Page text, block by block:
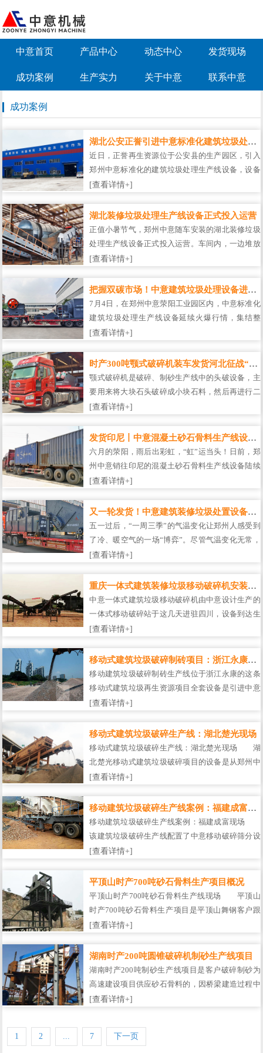
中意首页 产品中心 动态中心 发货现场
成功案例 生产实力 关于中意 联系中意
成功案例
湖北公安正誉引进中意标准化建筑垃圾处理生产线设备
近日，正誉再生资源位于公安县的生产园区，引入
郑州中意标准化的建筑垃圾处理生产线设备，设备
目前处于调试阶段，下月正式投产，为当地建筑垃
[查看详情+]
湖北装修垃圾处理生产线设备正式投入运营
正值小暑节气，郑州中意随车安装的湖北装修垃圾
处理生产线设备正式投入运营。车间内，一边堆放
的是成堆的垃圾山，一边是刚刚落成建设的生产
[查看详情+]
把握双碳市场！中意建筑垃圾处理设备进军湖北
7月4日，在郑州中意荥阳工业园区内，中意标准化
建筑垃圾处理生产线设备延续火爆行情，集结整
队。此次它们将奔赴湖北一家环保处理厂，踏上建
[查看详情+]
时产300吨颚式破碎机装车发货河北征战“沙场”
颚式破碎机是破碎、制砂生产线中的头破设备，主
要用来将大块石头破碎成小块石料，然后再进行二
破等生产。900×1060型号颚式破碎机设备尺寸较
设备抵达客户现场后，由售后工程师进行再次组
装，完成试机。…
[查看详情+]
发货印尼丨中意混凝土砂石骨料生产线设备顺利装车
六月的荥阳，雨后出彩虹，“虹”运当头！日前，郑
州中意销往印尼的混凝土砂石骨料生产线设备陆续
装车发货，一辆辆货车从中意荥阳厂区驶出，将助
[查看详情+]
又一轮发货！中意建筑装修垃圾处置设备启程湖北
五一过后，“一周三季”的气温变化让郑州人感受到
了冷、暖空气的一场“博弈”。尽管气温变化无常，
但郑州中意的发货日常不停歇！近日，位于郑州荥
准备着当天的设备发货、试机检测等各项工作…
[查看详情+]
重庆一体式建筑装修垃圾移动破碎机安装现场
中意一体式建筑垃圾移动破碎机由中意设计生产的
一体式移动破碎站于这几天进驻四川，设备到达生
产现场后安装调试完毕即可快速投产，据悉这台一
15-30mm、30-60mm3种骨料，主要用于对拆迁建
筑垃圾进行就地粉碎。轮胎移动式破碎……
[查看详情+]
移动式建筑垃圾破碎制砖项目：浙江永康现场
移动建筑垃圾破碎制砖生产线位于浙江永康的这条
移动式建筑垃圾再生资源项目全套设备是引进中意
的移动式建筑垃圾破碎筛分站，据悉，该项目主要
凝土砖块等，采用建筑垃圾破碎筛分的方式为永康
市城市环境尽一份力，在处理建筑垃……
[查看详情+]
移动式建筑垃圾破碎生产线：湖北楚光现场
移动式建筑垃圾破碎生产线：湖北楚光现场 湖
北楚光移动式建筑垃圾破碎项目的设备是从郑州中
意引进的，专业处理建筑垃圾，能够将建筑垃圾进
的钢筋、木材、塑料、破布等杂质分离出来，生产
出来的骨料按照不同的规格进行分类……
[查看详情+]
移动建筑垃圾破碎生产线案例：福建成富现场
移动建筑垃圾破碎生产线案例：福建成富现场
该建筑垃圾破碎生产线配置了中意移动破碎筛分设
备，形成了完成的破碎流程，同时具备作业高效
凝土块等，配置先进的除铁装置可以很好地把钢筋
混凝土分离进行破碎作业，成品规格不……
[查看详情+]
平顶山时产700吨砂石骨料生产项目概况
平顶山时产700吨砂石骨料生产线现场 平顶山
时产700吨砂石骨料生产项目是平顶山舞钢客户跟
中意合作的砂石生产项目，中意为其提供了包括重
中意工作人员也去到了该生产线现场进行回访，从
现场拍摄了不少生产线现场概况。如图……
[查看详情+]
湖南时产200吨圆锥破碎机制砂生产线项目
湖南时产200吨制砂生产线项目是客户破碎制砂为
高速建设项目供应砂石骨料的，因桥梁建造过程中
需要大量高标准混凝土，所以对机制砂成品需求量
提供，因传统制砂生产方式存在细度模数偏大、粉
尘污染大、占地面积大等缺陷，不符……
[查看详情+]
1 2 ... 7 下一页